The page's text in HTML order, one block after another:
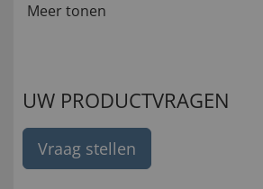
Meer tonen
UW PRODUCTVRAGEN
Vraag stellen